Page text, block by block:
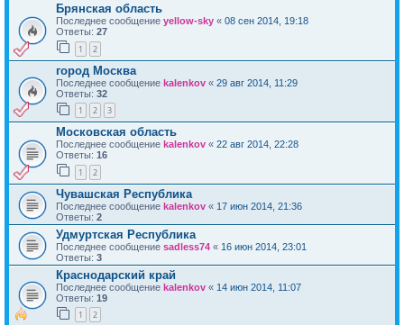
Брянская область
Последнее сообщение yellow-sky « 08 сен 2014, 19:18
Ответы: 27
1 2
город Москва
Последнее сообщение kalenkov « 29 авг 2014, 11:29
Ответы: 32
1 2 3
Московская область
Последнее сообщение kalenkov « 22 авг 2014, 22:28
Ответы: 16
1 2
Чувашская Республика
Последнее сообщение kalenkov « 17 июн 2014, 21:36
Ответы: 2
Удмуртская Республика
Последнее сообщение sadless74 « 16 июн 2014, 23:01
Ответы: 3
Краснодарский край
Последнее сообщение kalenkov « 14 июн 2014, 11:07
Ответы: 19
1 2